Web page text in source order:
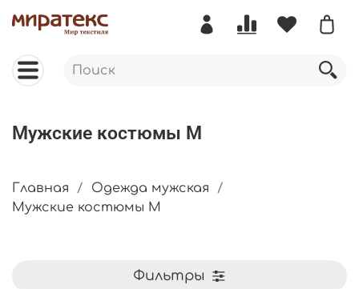
Мужские костюмы М
Главная
Одежда мужская
Мужские костюмы М
Фильтры